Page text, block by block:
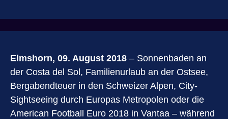
Elmshorn, 09. August 2018 – Sonnenbaden an
der Costa del Sol, Familienurlaub an der Ostsee,
Bergabendteuer in den Schweizer Alpen, City-
Sightseeing durch Europas Metropolen oder die
American Football Euro 2018 in Vantaa – während